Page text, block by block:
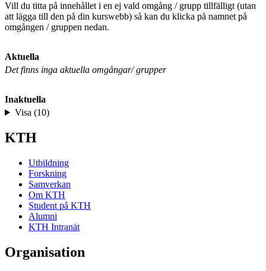
Vill du titta på innehållet i en ej vald omgång / grupp tillfälligt (utan
att lägga till den på din kurswebb) så kan du klicka på namnet på
omgången / gruppen nedan.
Aktuella
Det finns inga aktuella omgångar/ grupper
Inaktuella
Visa (10)
KTH
Utbildning
Forskning
Samverkan
Om KTH
Student på KTH
Alumni
KTH Intranät
Organisation